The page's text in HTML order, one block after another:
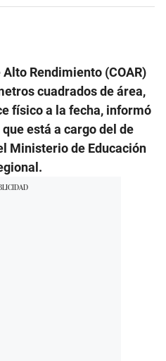
Rendimiento (COAR)
cuadrados de área,
físico a la fecha, informó
está a cargo del de
Ministerio de Educación